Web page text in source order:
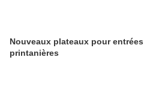
Nouveaux plateaux pour entrées
printanières